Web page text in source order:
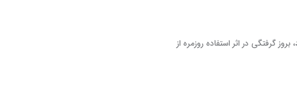
، بروز گرفتگی در اثر استفاده روزمره از